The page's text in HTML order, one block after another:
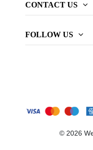
CONTACT US
FOLLOW US
© 2026